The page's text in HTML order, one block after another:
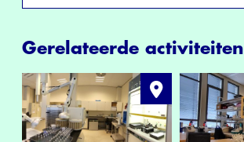
Gerelateerde activiteiten